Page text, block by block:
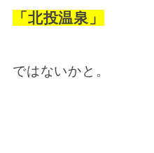
「北投温泉」
ではないかと。